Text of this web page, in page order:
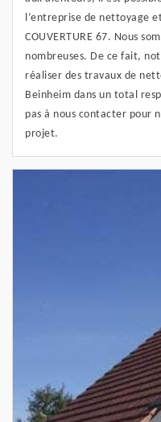
l’entreprise de nettoyage
COUVERTURE 67. Nous
nombreuses. De ce fait,
réaliser des travaux de
Beinheim dans un total
pas à nous contacter pour
projet.